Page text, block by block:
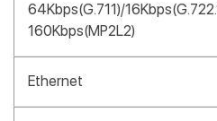
64Kbps(G.711)/
160Kbps(MP2L2)
Ethernet